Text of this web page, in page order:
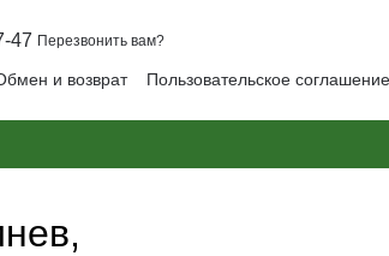
47 Перезвонить вам?
и возврат Пользовательское соглашение